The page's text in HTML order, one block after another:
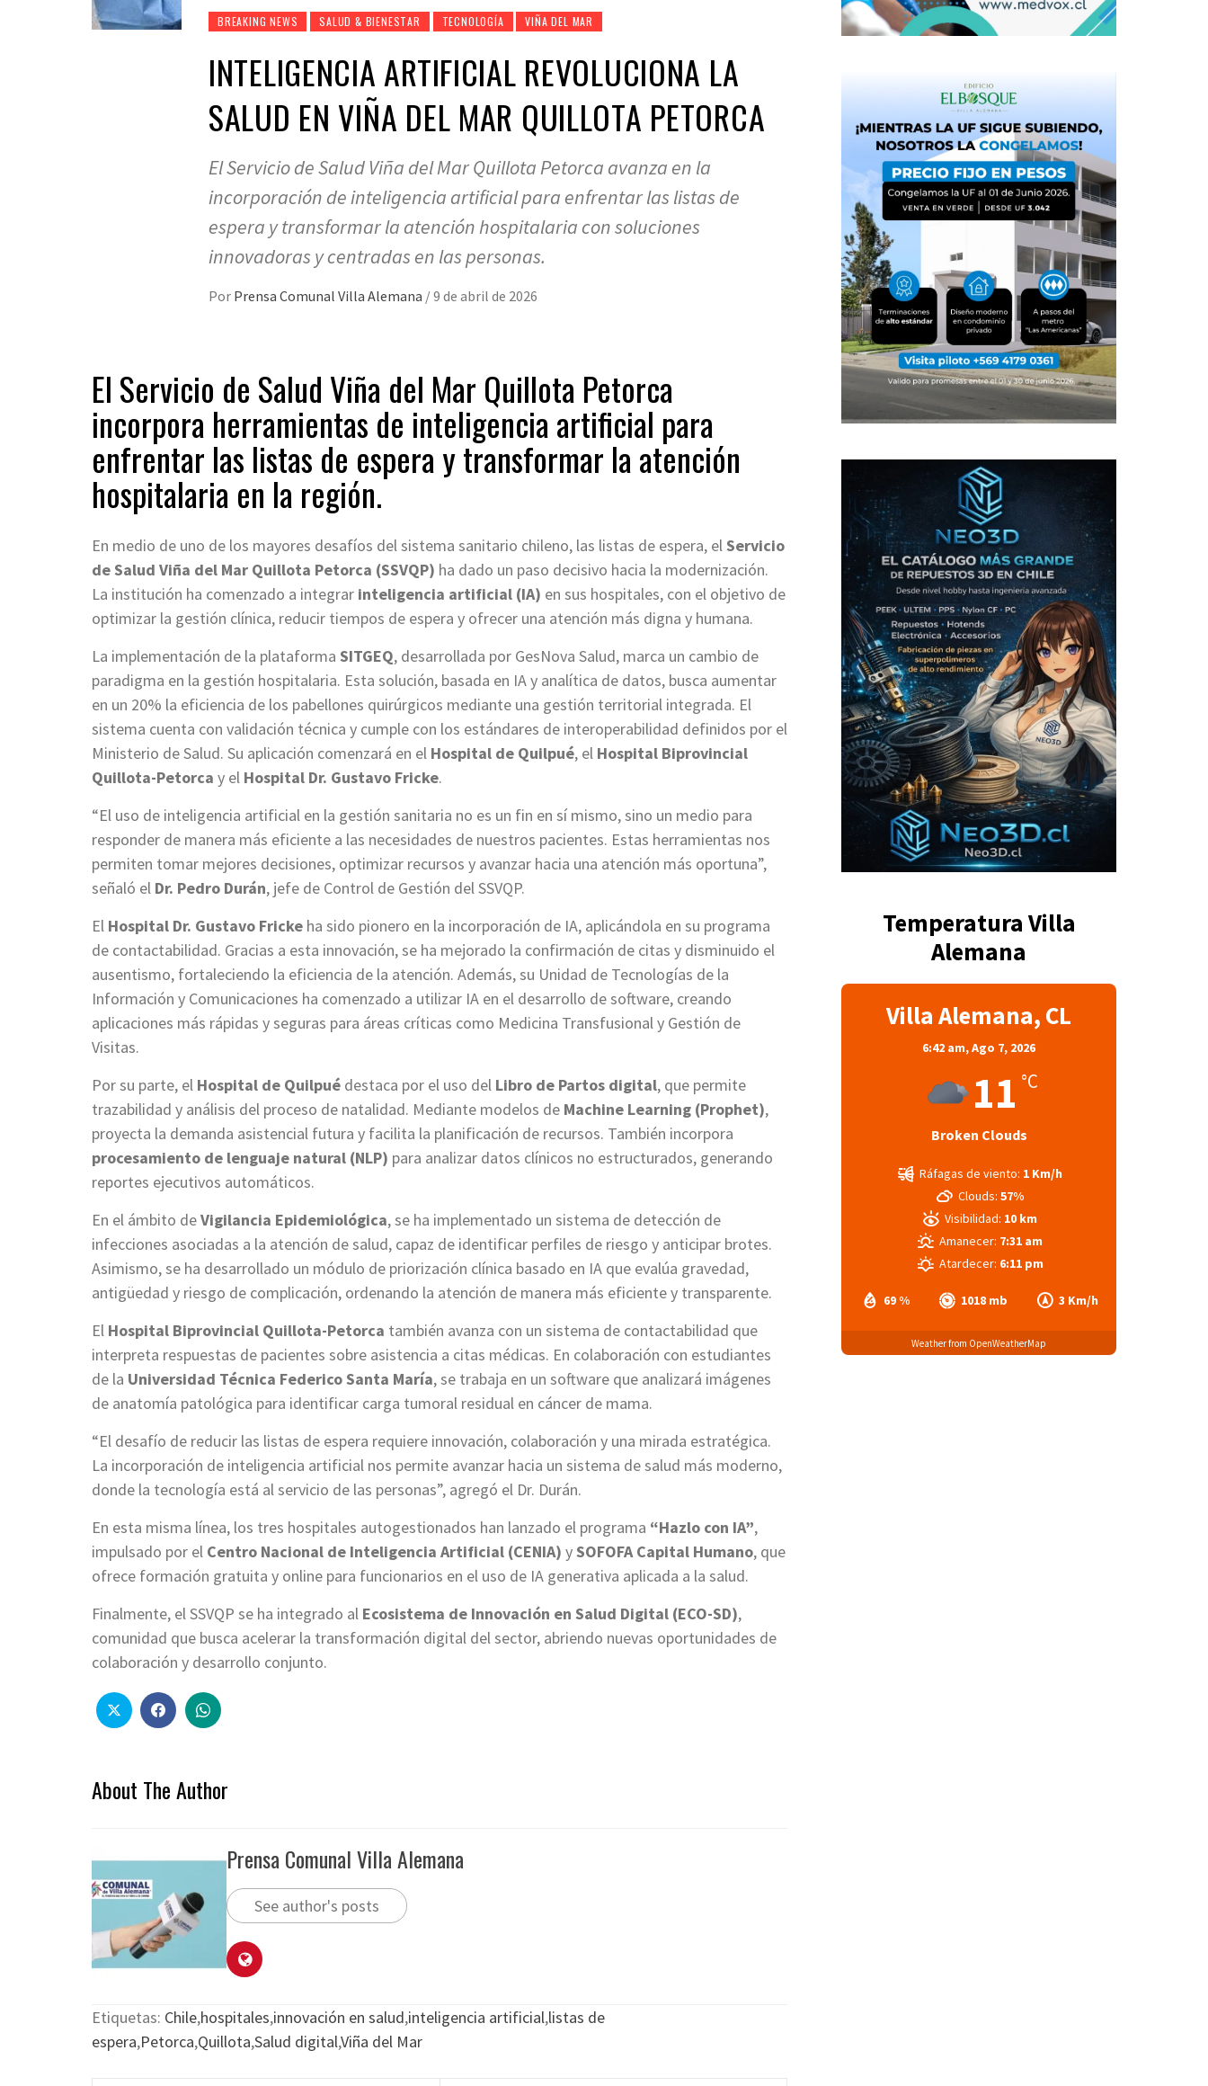
BREAKING NEWS SALUD & BIENESTAR TECNOLOGÍA VIÑA DEL MAR
INTELIGENCIA ARTIFICIAL REVOLUCIONA LA
SALUD EN VIÑA DEL MAR QUILLOTA PETORCA
El Servicio de Salud Viña del Mar Quillota Petorca avanza en la
incorporación de inteligencia artificial para enfrentar las listas de
espera y transformar la atención hospitalaria con soluciones
innovadoras y centradas en las personas.
Por Prensa Comunal Villa Alemana /9 de abril de 2026
El Servicio de Salud Viña del Mar Quillota Petorca
incorpora herramientas de inteligencia artificial para
enfrentar las listas de espera y transformar la atención
hospitalaria en la región.
En medio de uno de los mayores desafíos del sistema sanitario chileno, las listas de espera, el Servicio
de Salud Viña del Mar Quillota Petorca (SSVQP) ha dado un paso decisivo hacia la modernización.
La institución ha comenzado a integrar inteligencia artificial (IA) en sus hospitales, con el objetivo de
optimizar la gestión clínica, reducir tiempos de espera y ofrecer una atención más digna y humana.
La implementación de la plataforma SITGEQ, desarrollada por GesNova Salud, marca un cambio de
paradigma en la gestión hospitalaria. Esta solución, basada en IA y analítica de datos, busca aumentar
en un 20% la eficiencia de los pabellones quirúrgicos mediante una gestión territorial integrada. El
sistema cuenta con validación técnica y cumple con los estándares de interoperabilidad definidos por el
Ministerio de Salud. Su aplicación comenzará en el Hospital de Quilpué, el Hospital Biprovincial
Quillota-Petorca y el Hospital Dr. Gustavo Fricke.
“El uso de inteligencia artificial en la gestión sanitaria no es un fin en sí mismo, sino un medio para
responder de manera más eficiente a las necesidades de nuestros pacientes. Estas herramientas nos
permiten tomar mejores decisiones, optimizar recursos y avanzar hacia una atención más oportuna”,
señaló el Dr. Pedro Durán, jefe de Control de Gestión del SSVQP.
El Hospital Dr. Gustavo Fricke ha sido pionero en la incorporación de IA, aplicándola en su programa
de contactabilidad. Gracias a esta innovación, se ha mejorado la confirmación de citas y disminuido el
ausentismo, fortaleciendo la eficiencia de la atención. Además, su Unidad de Tecnologías de la
Información y Comunicaciones ha comenzado a utilizar IA en el desarrollo de software, creando
aplicaciones más rápidas y seguras para áreas críticas como Medicina Transfusional y Gestión de
Visitas.
Por su parte, el Hospital de Quilpué destaca por el uso del Libro de Partos digital, que permite
trazabilidad y análisis del proceso de natalidad. Mediante modelos de Machine Learning (Prophet),
proyecta la demanda asistencial futura y facilita la planificación de recursos. También incorpora
procesamiento de lenguaje natural (NLP) para analizar datos clínicos no estructurados, generando
reportes ejecutivos automáticos.
En el ámbito deVigilancia Epidemiológica, se ha implementado un sistema de detección de
infecciones asociadas a la atención de salud, capaz de identificar perfiles de riesgo y anticipar brotes.
Asimismo, se ha desarrollado un módulo de priorización clínica basado en IA que evalúa gravedad,
antigüedad y riesgo de complicación, ordenando la atención de manera más eficiente y transparente.
El Hospital Biprovincial Quillota-Petorca también avanza con un sistema de contactabilidad que
interpreta respuestas de pacientes sobre asistencia a citas médicas. En colaboración con estudiantes
de la Universidad Técnica Federico Santa María, se trabaja en un software que analizará imágenes
de anatomía patológica para identificar carga tumoral residual en cáncer de mama.
“El desafío de reducir las listas de espera requiere innovación, colaboración y una mirada estratégica.
La incorporación de inteligencia artificial nos permite avanzar hacia un sistema de salud más moderno,
donde la tecnología está al servicio de las personas”, agregó el Dr. Durán.
En esta misma línea, los tres hospitales autogestionados han lanzado el programa “Hazlo con IA”,
impulsado por el Centro Nacional de Inteligencia Artificial (CENIA) ySOFOFA Capital Humano, que
ofrece formación gratuita y online para funcionarios en el uso de IA generativa aplicada a la salud.
Finalmente, el SSVQP se ha integrado al Ecosistema de Innovación en Salud Digital (ECO-SD),
comunidad que busca acelerar la transformación digital del sector, abriendo nuevas oportunidades de
colaboración y desarrollo conjunto.
About The Author
Prensa Comunal Villa Alemana
See author's posts
Etiquetas: Chile,hospitales,innovación en salud,inteligencia artificial,listas de
espera,Petorca,Quillota,Salud digital,Viña del Mar
Temperatura Villa
Alemana
Villa Alemana, CL
6:42 am,Ago 7, 2026
11 °C
Broken Clouds
69 % 1018 mb 3 Km/h
Ráfagas de viento: 1 Km/h
Clouds: 57%
Visibilidad: 10 km
Amanecer: 7:31 am
Atardecer: 6:11 pm
Weather from OpenWeatherMap